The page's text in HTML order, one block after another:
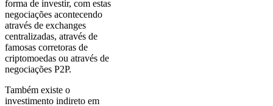
forma de investir, com estas
negociações acontecendo
através de exchanges
centralizadas, através de
famosas corretoras de
criptomoedas ou através de
negociações P2P.
Também existe o
investimento indireto em